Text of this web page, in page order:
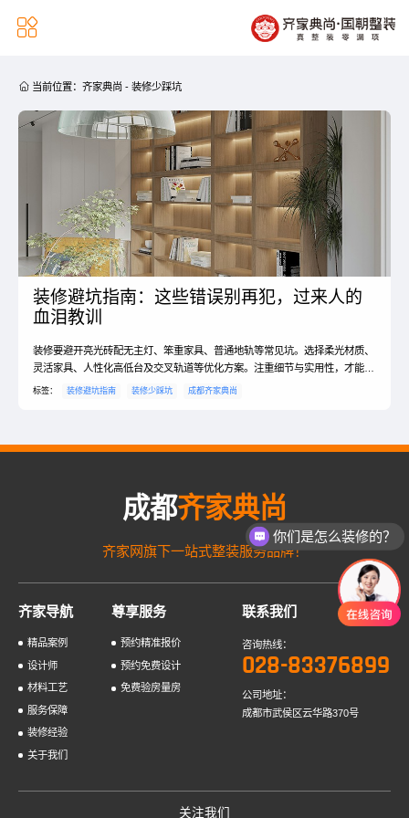

 当前位置： 齐家典尚 - 装修少踩坑
装修避坑指南：这些错误别再犯，过来人的
血泪教训
装修要避开亮光砖配无主灯、笨重家具、普通地轨等常见坑。选择柔光材质、
灵活家具、人性化高低台及交叉轨道等优化方案。注重细节与实用性，才能打
造出既美观又舒适的理想家居环境。
标签： 装修避坑指南 装修少踩坑 成都齐家典尚
成都齐家典尚
齐家网旗下一站式整装服务品牌！
齐家导航
精品案例
设计师
材料工艺
服务保障
装修经验
关于我们
尊享服务
预约精准报价
预约免费设计
免费验房量房
联系我们
咨询热线：
028-83376899
公司地址：
成都市武侯区云华路370号
关注我们
你们是怎么装修的？